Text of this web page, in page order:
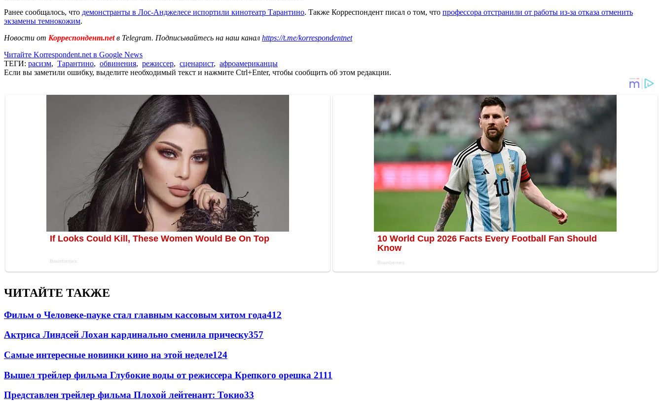
Ранее сообщалось, что демонстранты в Лос-Анджелесе испортили кинотеатр Тарантино. Также Корреспондент писал о том, что профессора отстранили от работы из-за отказа отменить
экзамены темнокожим.
Новости от Корреспондент.netв Telegram. Подписывайтесь на наш канал https://t.me/korrespondentnet
Читайте Korrespondent.net в Google News
ТЕГИ: расизм, Тарантино, обвинения, режиссер, сценарист, афроамериканцы
Если вы заметили ошибку, выделите необходимый текст и нажмите Ctrl+Enter, чтобы сообщить об этом редакции.
ЧИТАЙТЕ ТАКЖЕ
Фильм о Человеке-пауке стал главным кассовым хитом года412
Актриса Линдсей Лохан кардинально сменила прическу357
Самые интересные новинки кино на этой неделе124
Вышел трейлер фильма Глубокие воды от режиссера Крепкого орешка 2111
Представлен трейлер фильма Плохой лейтенант: Токио33